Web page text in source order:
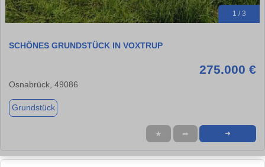
1 / 3
SCHÖNES GRUNDSTÜCK IN VOXTRUP
275.000 €
Osnabrück, 49086
Grundstück
★ ➦ ➜